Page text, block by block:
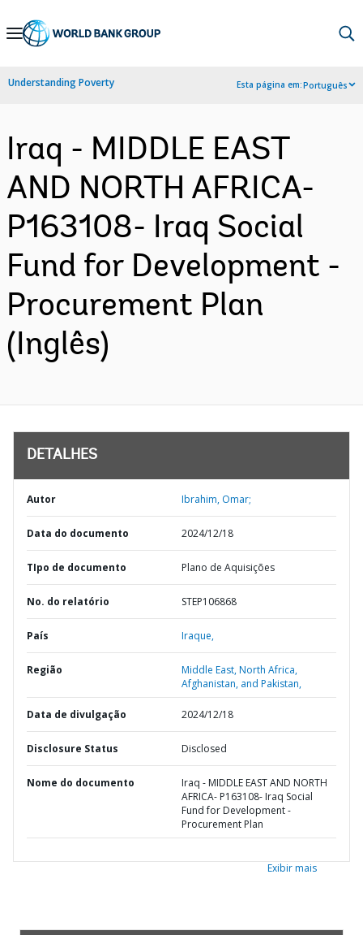
Skip
Navigation
Understanding Poverty Esta página em:Português
Iraq - MIDDLE EAST
AND NORTH AFRICA-
P163108- Iraq Social
Fund for Development -
Procurement Plan
(Inglês)
DETALHES
Autor Ibrahim, Omar;
Data do documento 2024/12/18
TIpo de documento Plano de Aquisições
No. do relatório STEP106868
País Iraque,
Região
Middle East, North Africa,
Afghanistan, and Pakistan,
Data de divulgação 2024/12/18
Disclosure Status Disclosed
Nome do documento
Iraq - MIDDLE EAST AND NORTH
AFRICA- P163108- Iraq Social
Fund for Development -
Procurement Plan
Exibir mais